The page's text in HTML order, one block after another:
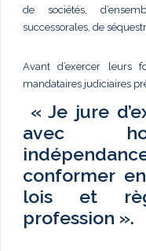
de sociétés,
successorales, de
Avant d’exercer leurs
mandataires judiciaires
« Je jure
avec
conformer
lois et
profession ».